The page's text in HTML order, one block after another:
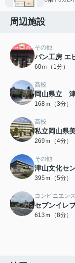
周辺施設
その他
パン工房 エ
60ｍ（1分）
高校
岡山県立
168ｍ（3分）
高校
私立岡山県
269ｍ（4分）
その他
津山文化セ
395ｍ（5分）
コンビニエン
セブンイレ
613ｍ（8分）